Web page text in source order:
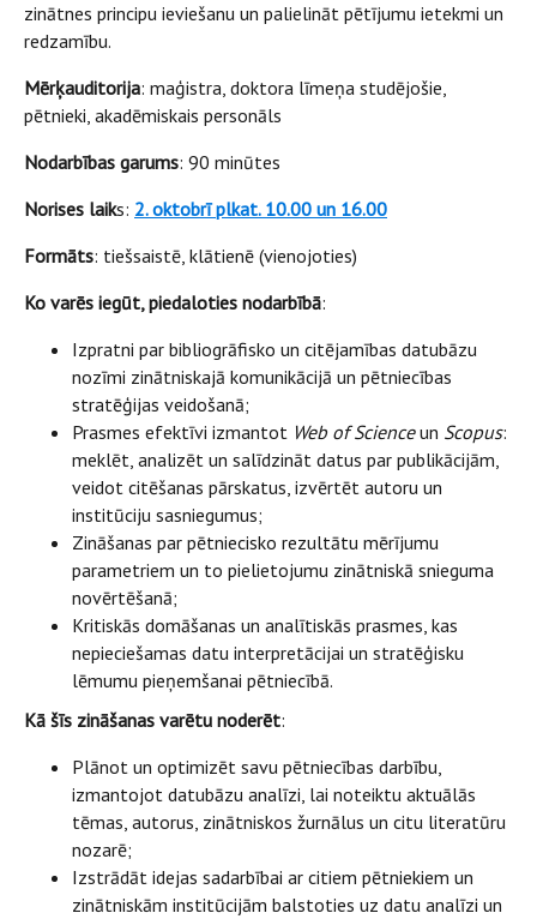
zinātnes principu ieviešanu un palielināt pētījumu ietekmi un
redzamību.
Mērķauditorija: maģistra, doktora līmeņa studējošie,
pētnieki, akadēmiskais personāls
Nodarbības garums: 90 minūtes
Norises laiks: 2. oktobrī plkat. 10.00 un 16.00
Formāts: tiešsaistē, klātienē (vienojoties)
Ko varēs iegūt, piedaloties nodarbībā:
Izpratni par bibliogrāfisko un citējamības datubāzu
nozīmi zinātniskajā komunikācijā un pētniecības
stratēģijas veidošanā;
Prasmes efektīvi izmantot Web of Scienceun Scopus:
meklēt, analizēt un salīdzināt datus par publikācijām,
veidot citēšanas pārskatus, izvērtēt autoru un
institūciju sasniegumus;
Zināšanas par pētniecisko rezultātu mērījumu
parametriem un to pielietojumu zinātniskā snieguma
novērtēšanā;
Kritiskās domāšanas un analītiskās prasmes, kas
nepieciešamas datu interpretācijai un stratēģisku
lēmumu pieņemšanai pētniecībā.
Kā šīs zināšanas varētu noderēt:
Plānot un optimizēt savu pētniecības darbību,
izmantojot datubāzu analīzi, lai noteiktu aktuālās
tēmas, autorus, zinātniskos žurnālus un citu literatūru
nozarē;
Izstrādāt idejas sadarbībai ar citiem pētniekiem un
zinātniskām institūcijām balstoties uz datu analīzi un